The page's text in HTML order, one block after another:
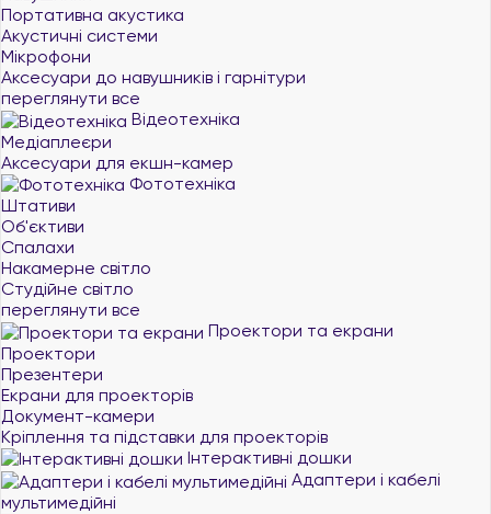
Портативна акустика
Акустичні системи
Мікрофони
Аксесуари до навушників і гарнітури
переглянути все
Відеотехніка
Медіаплеєри
Аксесуари для екшн-камер
Фототехніка
Штативи
Об'єктиви
Спалахи
Накамерне світло
Студійне світло
переглянути все
Проектори та екрани
Проектори
Презентери
Екрани для проекторів
Документ-камери
Кріплення та підставки для проекторів
Інтерактивні дошки
Адаптери і кабелі
мультимедійні